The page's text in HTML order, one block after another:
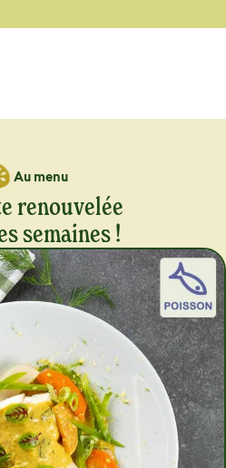
Au menu
renouvelée
semaines !